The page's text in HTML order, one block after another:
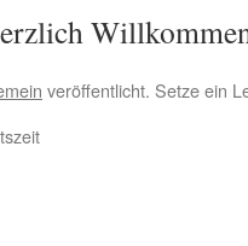
veröffentlicht. Setze ein